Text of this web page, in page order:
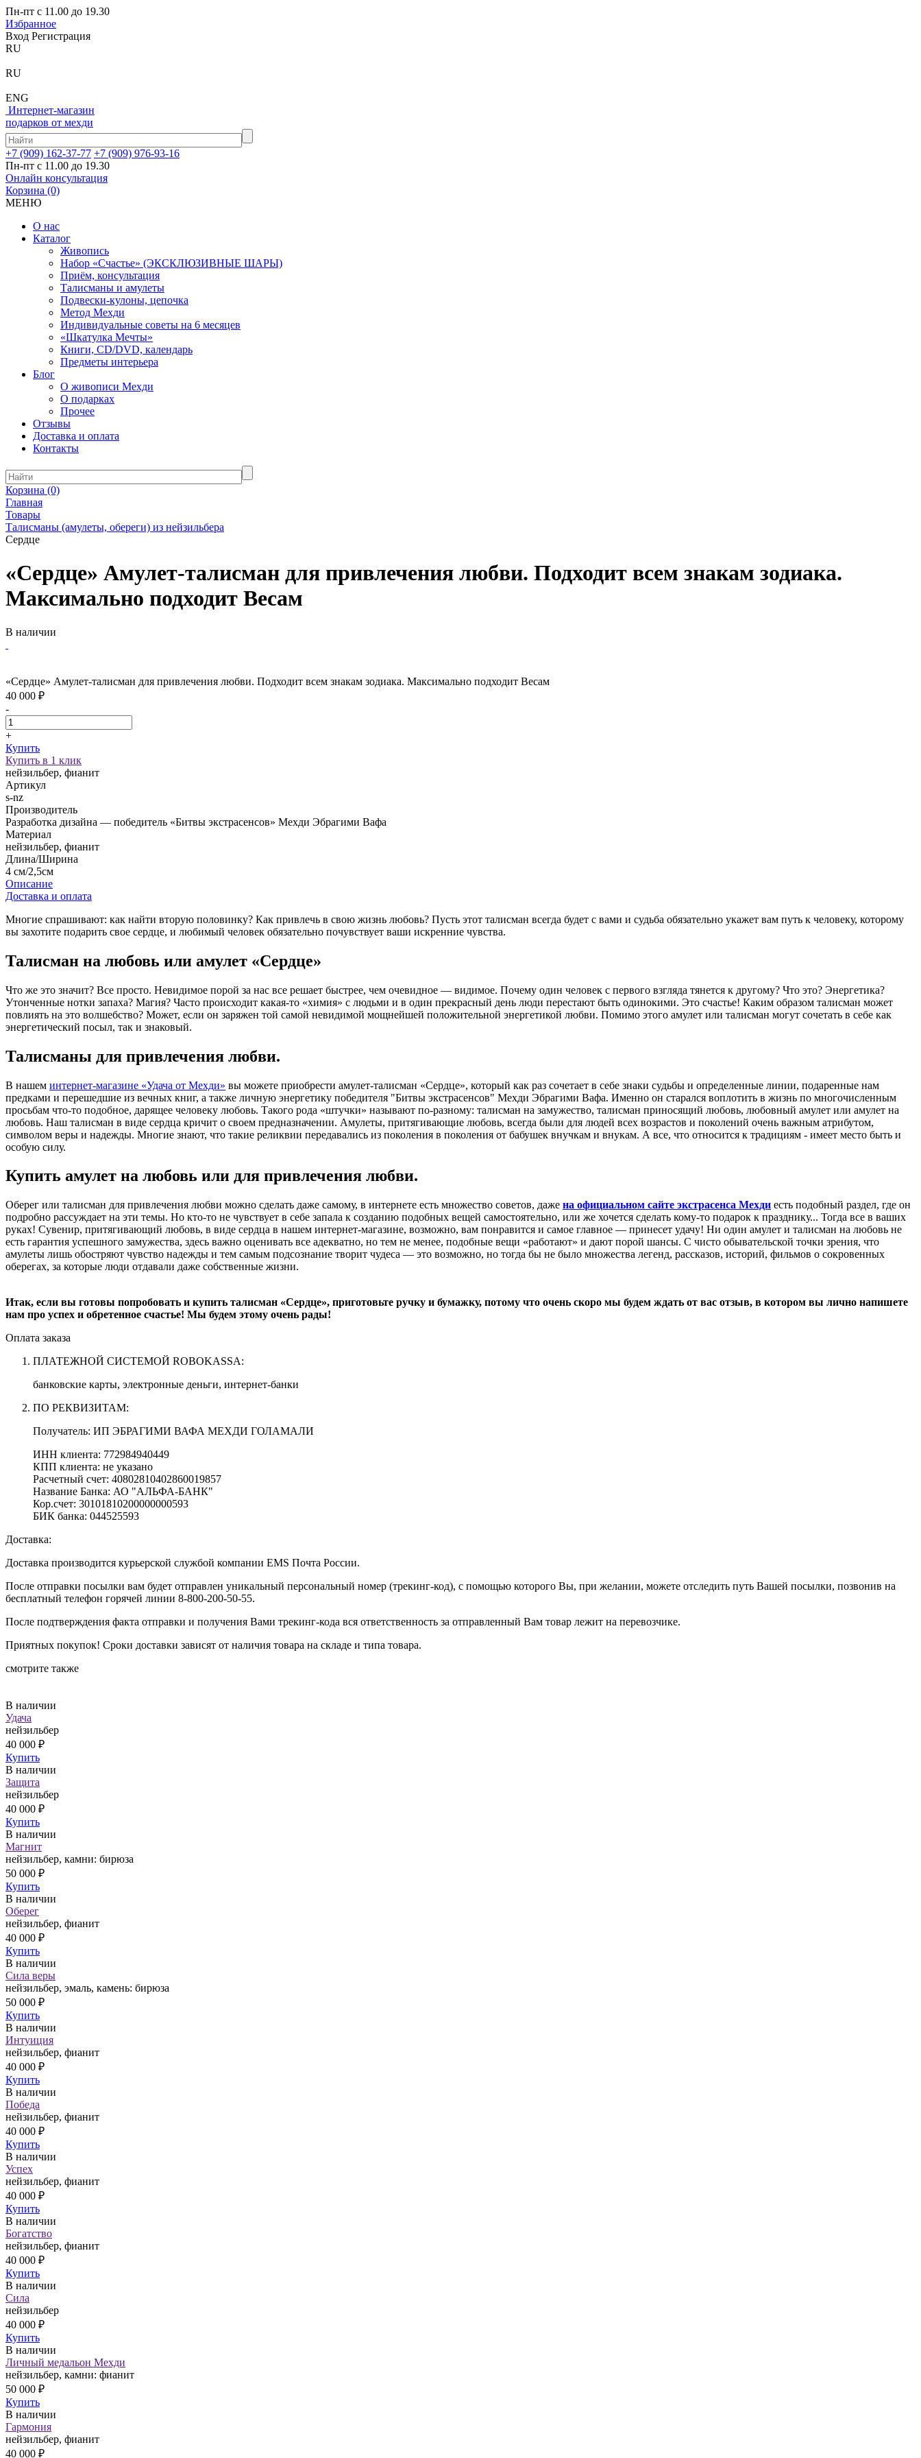
Пн-пт с 11.00 до 19.30
Избранное
Вход Регистрация
RU
RU
ENG
Интернет-магазин
подарков от мехди
+7 (909) 162-37-77 +7 (909) 976-93-16
Пн-пт с 11.00 до 19.30
Онлайн консультация
Корзина (0)
МЕНЮ
О нас
Каталог
Живопись
Набор «Счастье» (ЭКСКЛЮЗИВНЫЕ ШАРЫ)
Приём, консультация
Талисманы и амулеты
Подвески-кулоны, цепочка
Метод Мехди
Индивидуальные советы на 6 месяцев
«Шкатулка Мечты»
Книги, CD/DVD, календарь
Предметы интерьера
Блог
О живописи Мехди
О подарках
Прочее
Отзывы
Доставка и оплата
Контакты
Корзина (0)
Главная
Товары
Талисманы (амулеты, обереги) из нейзильбера
Сердце
«Сердце» Амулет-талисман для привлечения любви. Подходит всем знакам зодиака.
Максимально подходит Весам
В наличии
«Сердце» Амулет-талисман для привлечения любви. Подходит всем знакам зодиака. Максимально подходит Весам
40 000 ₽
-
+
Купить
Купить в 1 клик
нейзильбер, фианит
Артикул
s-nz
Производитель
Разработка дизайна — победитель «Битвы экстрасенсов» Мехди Эбрагими Вафа
Материал
нейзильбер, фианит
Длина/Ширина
4 см/2,5см
Описание
Доставка и оплата
Многие спрашивают: как найти вторую половинку? Как привлечь в свою жизнь любовь? Пусть этот талисман всегда будет с вами и судьба обязательно укажет вам путь к человеку, которому
вы захотите подарить свое сердце, и любимый человек обязательно почувствует ваши искренние чувства.
Талисман на любовь или амулет «Сердце»
Что же это значит? Все просто. Невидимое порой за нас все решает быстрее, чем очевидное — видимое. Почему один человек с первого взгляда тянется к другому? Что это? Энергетика?
Утонченные нотки запаха? Магия? Часто происходит какая-то «химия» с людьми и в один прекрасный день люди перестают быть одинокими. Это счастье! Каким образом талисман может
повлиять на это волшебство? Может, если он заряжен той самой невидимой мощнейшей положительной энергетикой любви. Помимо этого амулет или талисман могут сочетать в себе как
энергетический посыл, так и знаковый.
Талисманы для привлечения любви.
В нашем интернет-магазине «Удача от Мехди» вы можете приобрести амулет-талисман «Сердце», который как раз сочетает в себе знаки судьбы и определенные линии, подаренные нам
предками и перешедшие из вечных книг, а также личную энергетику победителя "Битвы экстрасенсов" Мехди Эбрагими Вафа. Именно он старался воплотить в жизнь по многочисленным
просьбам что-то подобное, дарящее человеку любовь. Такого рода «штучки» называют по-разному: талисман на замужество, талисман приносящий любовь, любовный амулет или амулет на
любовь. Наш талисман в виде сердца кричит о своем предназначении. Амулеты, притягивающие любовь, всегда были для людей всех возрастов и поколений очень важным атрибутом,
символом веры и надежды. Многие знают, что такие реликвии передавались из поколения в поколения от бабушек внучкам и внукам. А все, что относится к традициям - имеет место быть и
особую силу.
Купить амулет на любовь или для привлечения любви.
Оберег или талисман для привлечения любви можно сделать даже самому, в интернете есть множество советов, даже на официальном сайте экстрасенса Мехди есть подобный раздел, где он
подробно рассуждает на эти темы. Но кто-то не чувствует в себе запала к созданию подобных вещей самостоятельно, или же хочется сделать кому-то подарок к празднику... Тогда все в ваших
руках! Сувенир, притягивающий любовь, в виде сердца в нашем интернет-магазине, возможно, вам понравится и самое главное — принесет удачу! Ни один амулет и талисман на любовь не
есть гарантия успешного замужества, здесь важно оценивать все адекватно, но тем не менее, подобные вещи «работают» и дают порой шансы. С чисто обывательской точки зрения, что
амулеты лишь обостряют чувство надежды и тем самым подсознание творит чудеса — это возможно, но тогда бы не было множества легенд, рассказов, историй, фильмов о сокровенных
оберегах, за которые люди отдавали даже собственные жизни.
Итак, если вы готовы попробовать и купить талисман «Сердце», приготовьте ручку и бумажку, потому что очень скоро мы будем ждать от вас отзыв, в котором вы лично напишете
нам про успех и обретенное счастье! Мы будем этому очень рады!
Оплата заказа
ПЛАТЕЖНОЙ СИСТЕМОЙ ROBOKASSA:
банковские карты, электронные деньги, интернет-банки
ПО РЕКВИЗИТАМ:
Получатель: ИП ЭБРАГИМИ ВАФА МЕХДИ ГОЛАМАЛИ
ИНН клиента: 772984940449
КПП клиента: не указано
Расчетный счет: 40802810402860019857
Название Банка: АО "АЛЬФА-БАНК"
Кор.счет: 30101810200000000593
БИК банка: 044525593
Доставка:
Доставка производится курьерской службой компании EMS Почта России.
После отправки посылки вам будет отправлен уникальный персональный номер (трекинг-код), с помощью которого Вы, при желании, можете отследить путь Вашей посылки, позвонив на
бесплатный телефон горячей линии 8-800-200-50-55.
После подтверждения факта отправки и получения Вами трекинг-кода вся ответственность за отправленный Вам товар лежит на перевозчике.
Приятных покупок! Сроки доставки зависят от наличия товара на складе и типа товара.
смотрите также
В наличии
Удача
нейзильбер
40 000 ₽
Купить
В наличии
Защита
нейзильбер
40 000 ₽
Купить
В наличии
Магнит
нейзильбер, камни: бирюза
50 000 ₽
Купить
В наличии
Оберег
нейзильбер, фианит
40 000 ₽
Купить
В наличии
Сила веры
нейзильбер, эмаль, камень: бирюза
50 000 ₽
Купить
В наличии
Интуиция
нейзильбер, фианит
40 000 ₽
Купить
В наличии
Победа
нейзильбер, фианит
40 000 ₽
Купить
В наличии
Успех
нейзильбер, фианит
40 000 ₽
Купить
В наличии
Богатство
нейзильбер, фианит
40 000 ₽
Купить
В наличии
Сила
нейзильбер
40 000 ₽
Купить
В наличии
Личный медальон Мехди
нейзильбер, камни: фианит
50 000 ₽
Купить
В наличии
Гармония
нейзильбер, фианит
40 000 ₽